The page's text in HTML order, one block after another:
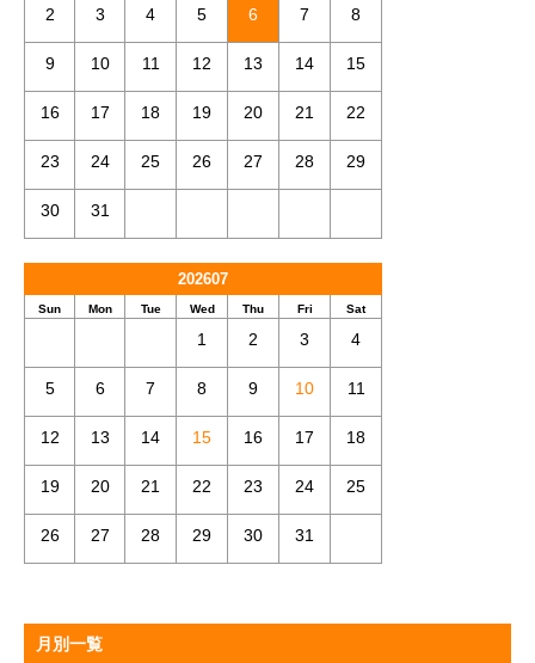
2 3 4 5 6 7 8
9 10 11 12 13 14 15
16 17 18 19 20 21 22
23 24 25 26 27 28 29
30 31
202607
Sun Mon Tue Wed Thu Fri Sat
1 2 3 4
5 6 7 8 9 10 11
12 13 14 15 16 17 18
19 20 21 22 23 24 25
26 27 28 29 30 31
月別一覧